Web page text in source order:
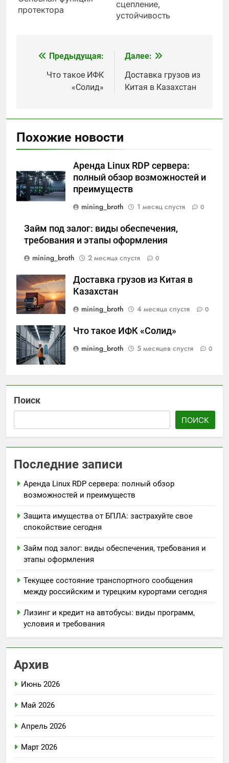
протектора
сцепление,
устойчивость
Навигация
Предыдущая:
Что такое ИФК
«Солид»
Далее:
Доставка грузов из
Китая в Казахстан
Похожие новости
Аренда Linux RDP сервера:
полный обзор возможностей и
преимуществ
mining_broth
1 месяц спустя 0
Займ под залог: виды обеспечения,
требования и этапы оформления
mining_broth
2 месяца спустя 0
Доставка грузов из Китая в
Казахстан
mining_broth
4 месяца спустя 0
Что такое ИФК «Солид»
mining_broth
5 месяцев спустя 0
Поиск
ПОИСК
Последние записи
Аренда Linux RDP сервера: полный обзор
возможностей и преимуществ
Защита имущества от БПЛА: застрахуйте свое
спокойствие сегодня
Займ под залог: виды обеспечения, требования и
этапы оформления
Текущее состояние транспортного сообщения
между российским и турецким курортами сегодня
Лизинг и кредит на автобусы: виды программ,
условия и требования
Архив
Июнь 2026
Май 2026
Апрель 2026
Март 2026